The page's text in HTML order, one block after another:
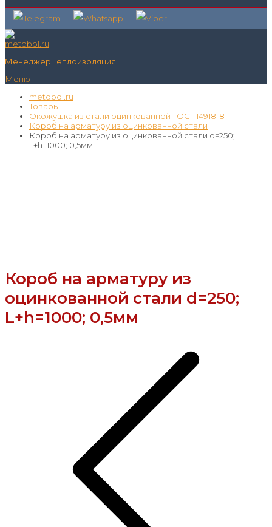
Менеджер Теплоизоляция
Меню
metobol.ru
Товары
Окожушка из стали оцинкованной ГОСТ 14918-8
Короб на арматуру из оцинкованной стали
Короб на арматуру из оцинкованной стали d=250;
L+h=1000; 0,5мм
Короб на арматуру из
оцинкованной стали d=250;
L+h=1000; 0,5мм